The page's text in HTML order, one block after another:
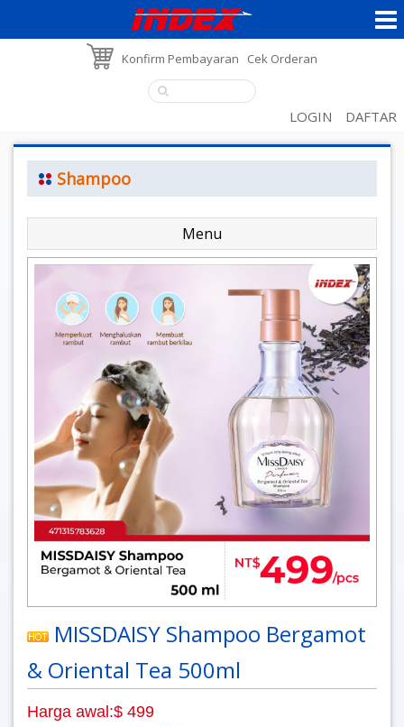
Konfirm Pembayaran Cek Orderan
LOGIN DAFTAR
Shampoo
Menu
MISSDAISY Shampoo Bergamot
& Oriental Tea 500ml
Harga awal:$ 499